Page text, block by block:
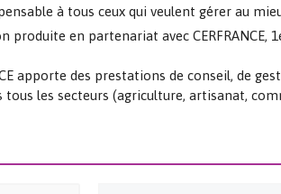
à tous ceux qui veulent gérer au
produite en partenariat avec CERFRANCE,
apporte des prestations de conseil, de
les secteurs (agriculture, artisanat,